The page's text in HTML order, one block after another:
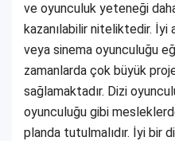
ve oyunculuk yeteneği
kazanılabilir niteliktedir. İyi
veya sinema oyunculuğu
zamanlarda çok büyük
sağlamaktadır. Dizi
oyunculuğu gibi
planda tutulmalıdır. İyi bir